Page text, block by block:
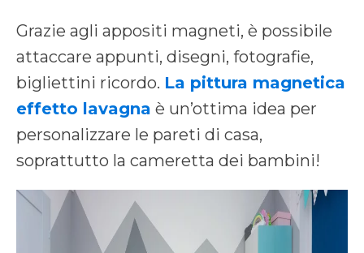
Grazie agli appositi magneti, è possibile
attaccare appunti, disegni, fotografie,
bigliettini ricordo. La pittura magnetica
effetto lavagna è un’ottima idea per
personalizzare le pareti di casa,
soprattutto la cameretta dei bambini!